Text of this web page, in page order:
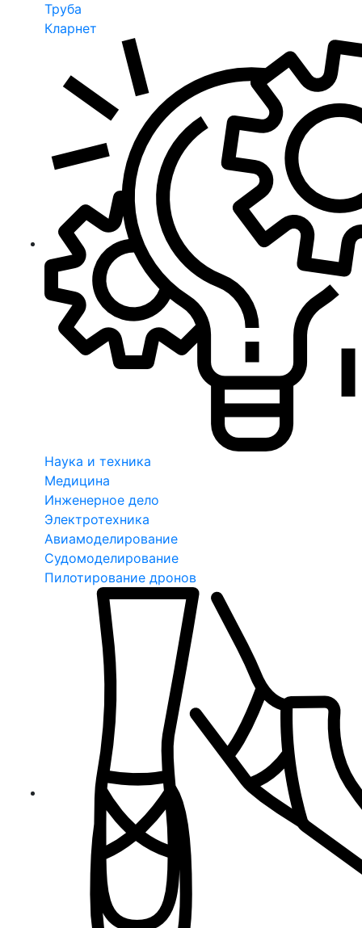
Труба
Кларнет
Наука и техника
Медицина
Инженерное дело
Электротехника
Авиамоделирование
Судомоделирование
Пилотирование дронов